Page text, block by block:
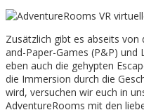
Zusätzlich gibt es abseits von
and-Paper-Games (P&P) und
eben auch die gehypten
die Immersion durch die
wird, versuchen wir euch in
AdventureRooms mit den